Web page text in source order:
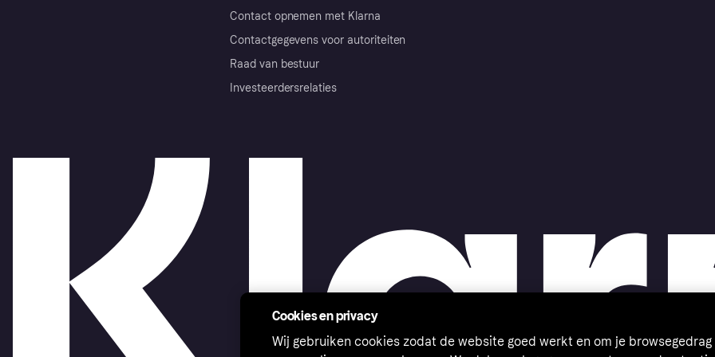
Contact opnemen met Klarna
Contactgegevens voor autoriteiten
Raad van bestuur
Investeerdersrelaties
Cookies en privacy
Wij gebruiken cookies zodat de website goed werkt en om je browsegedrag